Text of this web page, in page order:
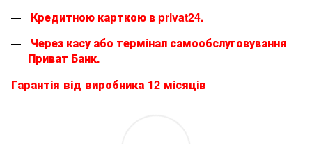
Кредитною карткою в privat24.
Через касу або термінал самообслуговування
Приват Банк.
Гарантія від виробника 12 місяців